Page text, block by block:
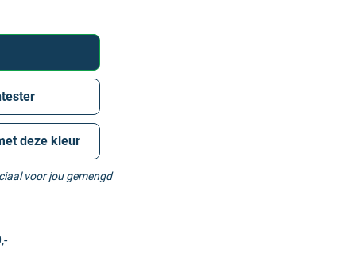
deze kleur
voor jou gemengd